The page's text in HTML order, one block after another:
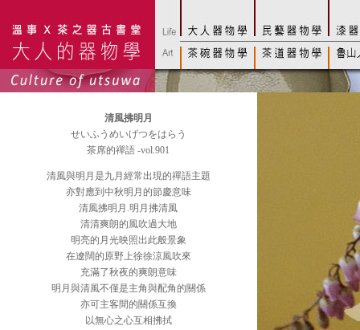
清風拂明月
せいふうめいげつをはらう
茶席的禪語 -vol.901
清風與明月是九月經常出現的禪語主題
亦對應到中秋明月的節慶意味
清風拂明月.明月拂清風
清清爽朗的風吹過大地
明亮的月光映照出此般景象
在遼闊的原野上徐徐涼風吹來
充滿了秋夜的爽朗意味
明月與清風不僅是主角與配角的關係
亦可主客間的關係互換
以無心之心互相拂拭